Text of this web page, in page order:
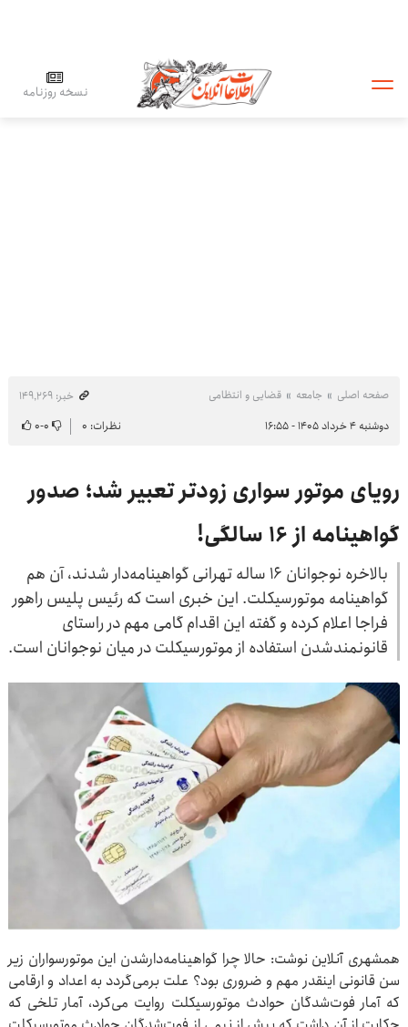
نسخه روزنامه
صفحه اصلی جامعه قضایی و انتظامی
خبر: ۱۴۹٬۲۶۹
دوشنبه ۴ خرداد ۱۴۰۵ - ۱۶:۵۵
نظرات: ۰ ۰-۰
رویای موتور سواری زودتر تعبیر شد؛ صدور
گواهینامه از ۱۶ سالگی!
بالاخره نوجوانان ۱۶ ساله تهرانی گواهینامه‌دار شدند، آن هم
گواهینامه موتورسیکلت. این خبری است که رئیس پلیس راهور
فراجا اعلام کرده و گفته این اقدام گامی مهم در راستای
قانونمندشدن استفاده از موتورسیکلت در میان نوجوانان است.
همشهری آنلاین نوشت: حالا چرا گواهینامه‌دارشدن این موتورسواران زیر
سن قانونی اینقدر مهم و ضروری بود؟ علت برمی‌گردد به اعداد و ارقامی
که آمار فوت‌شدگان حوادث موتورسیکلت روایت می‌کرد، آمار تلخی که